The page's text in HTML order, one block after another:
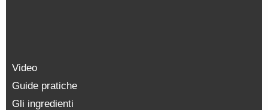
Video
Guide pratiche
Gli ingredienti